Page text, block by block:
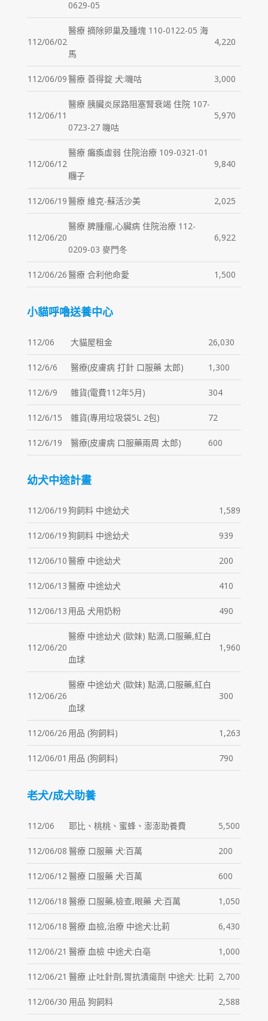
0629-05
112/06/02
醫療 摘除卵巢及腫塊 110-0122-05 海
馬
4,220
112/06/09醫療 善得錠 犬:嘰咕 3,000
112/06/11
醫療 胰臟炎尿路阻塞腎衰竭 住院 107-
0723-27 嘰咕
5,970
112/06/12
醫療 癱瘓虛弱 住院治療 109-0321-01
糰子
9,840
112/06/19醫療 維克-蘇活沙美 2,025
112/06/20
醫療 脾腫瘤,心臟病 住院治療 112-
0209-03 麥門冬
6,922
112/06/26醫療 合利他命愛 1,500
小貓呼嚕送養中心
112/06 大貓屋租金 26,030
112/6/6 醫療(皮膚病 打針 口服藥 太郎) 1,300
112/6/9 雜貨(電費112年5月) 304
112/6/15 雜貨(專用垃圾袋5L 2包) 72
112/6/19 醫療(皮膚病 口服藥兩周 太郎) 600
幼犬中途計畫
112/06/19狗飼料 中途幼犬 1,589
112/06/19狗飼料 中途幼犬 939
112/06/10醫療 中途幼犬 200
112/06/13醫療 中途幼犬 410
112/06/13 用品 犬用奶粉 490
112/06/20
醫療 中途幼犬 (歐妹) 點滴,口服藥,紅白
血球
1,960
112/06/26
醫療 中途幼犬 (歐妹) 點滴,口服藥,紅白
血球
300
112/06/26 用品 (狗飼料) 1,263
112/06/01 用品 (狗飼料) 790
老犬/成犬助養
112/06 耶比、桃桃、蜜蜂、澎澎助養費 5,500
112/06/08 醫療 口服藥 犬:百萬 200
112/06/12醫療 口服藥 犬:百萬 600
112/06/18 醫療 口服藥,檢查,眼藥 犬:百萬 1,050
112/06/18 醫療 血檢,治療 中途犬:比莉 6,430
112/06/21 醫療 血檢 中途犬:白亳 1,000
112/06/21 醫療 止吐針劑,胃抗潰瘍劑 中途犬: 比莉 2,700
112/06/30 用品 狗飼料 2,588